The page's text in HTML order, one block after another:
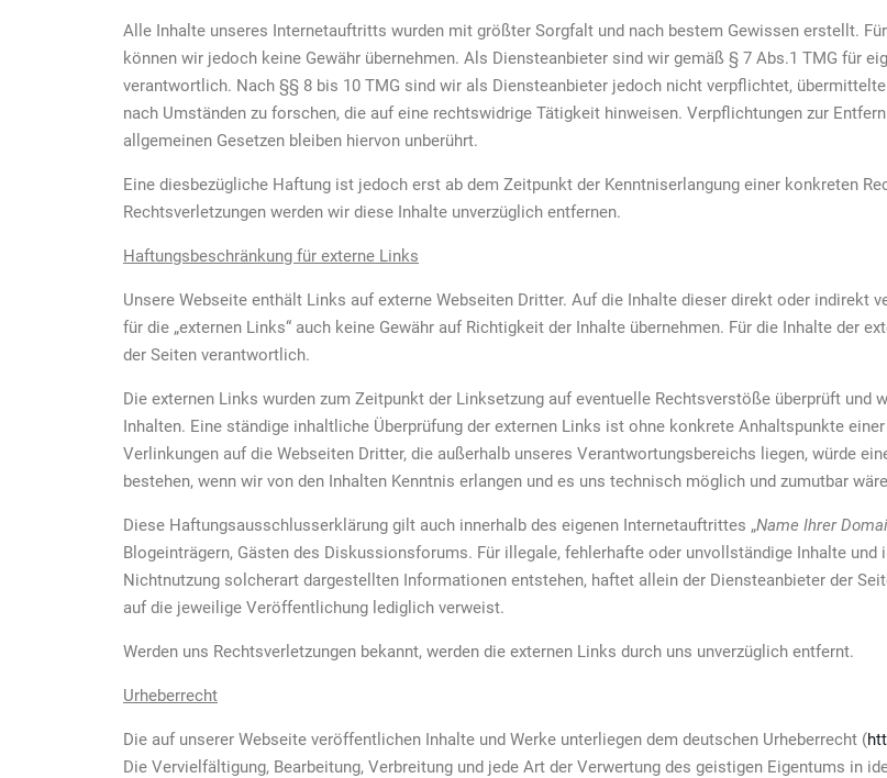
Alle Inhalte unseres Internetauftritts wurden mit größter Sorgfalt und nach bestem Gewissen erstellt.
können wir jedoch keine Gewähr übernehmen. Als Diensteanbieter sind wir gemäß § 7 Abs.1 TMG für
verantwortlich. Nach §§ 8 bis 10 TMG sind wir als Diensteanbieter jedoch nicht verpflichtet,
nach Umständen zu forschen, die auf eine rechtswidrige Tätigkeit hinweisen. Verpflichtungen zur
allgemeinen Gesetzen bleiben hiervon unberührt.
Eine diesbezügliche Haftung ist jedoch erst ab dem Zeitpunkt der Kenntniserlangung einer konkreten
Rechtsverletzungen werden wir diese Inhalte unverzüglich entfernen.
Haftungsbeschränkung für externe Links
Unsere Webseite enthält Links auf externe Webseiten Dritter. Auf die Inhalte dieser direkt oder indirekt
für die „externen Links“ auch keine Gewähr auf Richtigkeit der Inhalte übernehmen. Für die Inhalte der
der Seiten verantwortlich.
Die externen Links wurden zum Zeitpunkt der Linksetzung auf eventuelle Rechtsverstöße überprüft
Inhalten. Eine ständige inhaltliche Überprüfung der externen Links ist ohne konkrete Anhaltspunkte
Verlinkungen auf die Webseiten Dritter, die außerhalb unseres Verantwortungsbereichs liegen, würde
bestehen, wenn wir von den Inhalten Kenntnis erlangen und es uns technisch möglich und zumutbar
Diese Haftungsausschlusserklärung gilt auch innerhalb des eigenen Internetauftrittes „Name Ihrer
Blogeinträgern, Gästen des Diskussionsforums. Für illegale, fehlerhafte oder unvollständige Inhalte und
Nichtnutzung solcherart dargestellten Informationen entstehen, haftet allein der Diensteanbieter der
auf die jeweilige Veröffentlichung lediglich verweist.
Werden uns Rechtsverletzungen bekannt, werden die externen Links durch uns unverzüglich entfernt.
Urheberrecht
Die auf unserer Webseite veröffentlichen Inhalte und Werke unterliegen dem deutschen Urheberrecht (
Die Vervielfältigung, Bearbeitung, Verbreitung und jede Art der Verwertung des geistigen Eigentums in